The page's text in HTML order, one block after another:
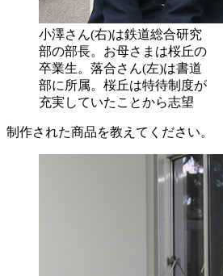
小澤さん(右)は鉄道総合研究
部の部長。お母さまは桜丘の
卒業生。落合さん(左)は書道
部に所属。桜丘は特待制度が
充実していたことから志望
制作された商品を教えてください。